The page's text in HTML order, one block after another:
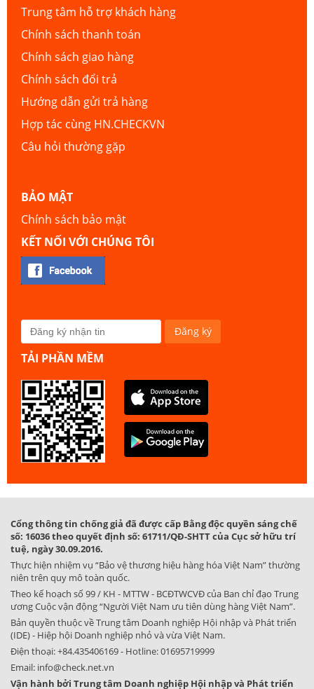
Trung tâm hỗ trợ khách hàng
Chính sách thanh toán
Chính sách giao hàng
Chính sách đổi trả
Hướng dẫn gửi trả hàng
Hợp tác cùng HN.CHECKVN
Câu hỏi thường gặp
BẢO MẬT
Chính sách bảo mật
KẾT NỐI VỚI CHÚNG TÔI
TẢI PHẦN MỀM
Cổng thông tin chống giả đã được cấp Bằng độc quyền sáng chế
số: 16036 theo quyết định số: 61711/QĐ-SHTT của Cục sở hữu trí
tuệ, ngày 30.09.2016.
Thực hiện nhiệm vụ “Bảo vệ thương hiệu hàng hóa Việt Nam” thường
niên trên quy mô toàn quốc.
Theo kế hoạch số 99 / KH - MTTW - BCĐTWCVĐ của Ban chỉ đạo Trung
ương Cuộc vận động “Người Việt Nam ưu tiên dùng hàng Việt Nam”.
Bản quyền thuộc về Trung tâm Doanh nghiệp Hội nhập và Phát triển
(IDE) - Hiệp hội Doanh nghiệp nhỏ và vừa Việt Nam.
Điện thoại:+84.435406169- Hotline:01695719999
Email: info@check.net.vn
Vận hành bởi Trung tâm Doanh nghiệp Hội nhập và Phát triển